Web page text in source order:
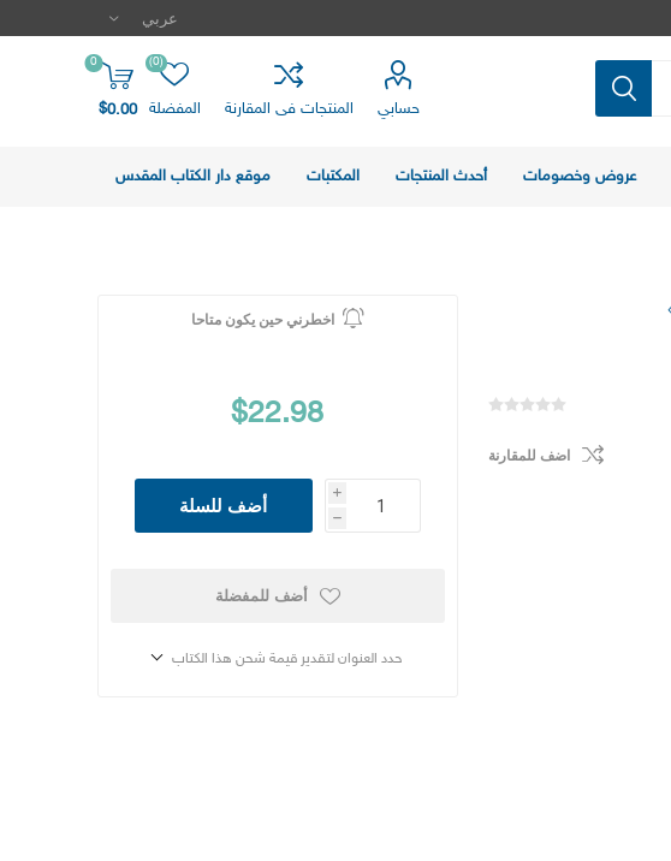
حسابي المنتجات فى المقارنة المفضلة
(0)
0
$0.00
عروض وخصومات أحدث المنتجات المكتبات موقع دار الكتاب المقدس
اضف للمقارنة
اخطرني حين يكون متاحا
$22.98
i
h
أضف للسلة
أضف للمفضلة
حدد العنوان لتقدير قيمة شحن هذا الكتاب